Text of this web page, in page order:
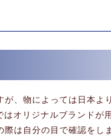
、物によっては日本よ
オリジナルブランドが
は自分の目で確認をし